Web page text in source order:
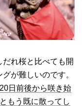
れ桜と比べても開
が難しいのです。
日前後から咲き始
もう既に散ってし